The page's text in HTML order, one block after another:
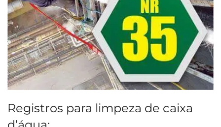
Registros para limpeza de caixa